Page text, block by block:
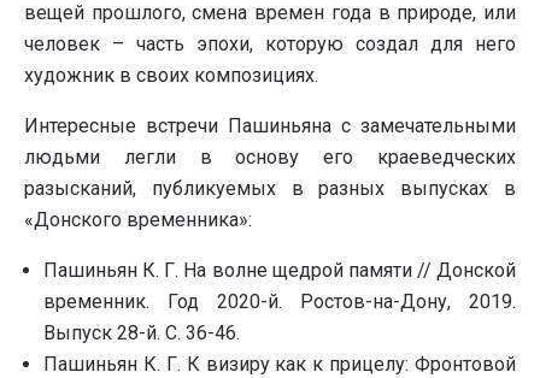
вещей прошлого, смена времен года в природе, или
человек – часть эпохи, которую создал для него
художник в своих композициях.
Интересные встречи Пашиньяна с замечательными
людьми легли в основу его краеведческих
разысканий, публикуемых в разных выпусках в
«Донского временника»:
Пашиньян К. Г. На волне щедрой памяти // Донской
временник. Год 2020-й. Ростов-на-Дону, 2019.
Выпуск 28-й. С. 36-46.
Пашиньян К. Г. К визиру как к прицелу: Фронтовой